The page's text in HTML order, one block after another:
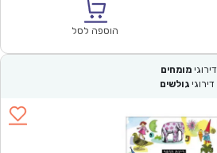
הוספה לסל
דירוגי מומחים
דירוגי גולשים